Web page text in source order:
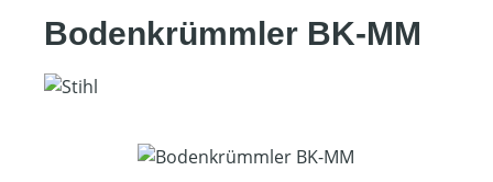
Bodenkrümmler BK-MM
Bildergalerie überspringen